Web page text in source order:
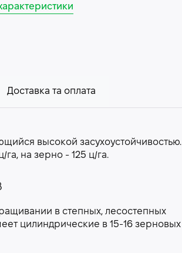
Доставка та оплата
высокой засухоустойчивостью.
на зерно - 125 ц/га.
в степных, лесостепных
цилиндрические в 15-16 зерновых